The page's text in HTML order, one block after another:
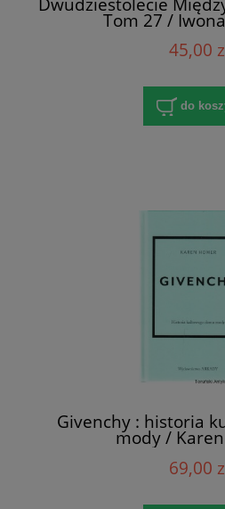
Tom 27 /
45,00
do
Givenchy : historia
mody /
69,00